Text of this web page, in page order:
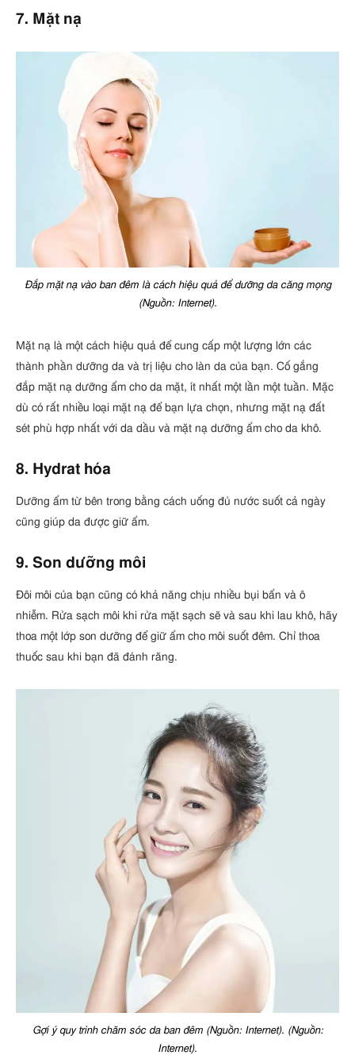
7. Mặt nạ
Đắp mặt nạ vào ban đêm là cách hiệu quả để dưỡng da căng mọng
(Nguồn: Internet).
Mặt nạ là một cách hiệu quả để cung cấp một lượng lớn các
thành phần dưỡng da và trị liệu cho làn da của bạn. Cố gắng
đắp mặt nạ dưỡng ẩm cho da mặt, ít nhất một lần một tuần. Mặc
dù có rất nhiều loại mặt nạ để bạn lựa chọn, nhưng mặt nạ đất
sét phù hợp nhất với da dầu và mặt nạ dưỡng ẩm cho da khô.
8. Hydrat hóa
Dưỡng ẩm từ bên trong bằng cách uống đủ nước suốt cả ngày
cũng giúp da được giữ ẩm.
9. Son dưỡng môi
Đôi môi của bạn cũng có khả năng chịu nhiều bụi bẩn và ô
nhiễm. Rửa sạch môi khi rửa mặt sạch sẽ và sau khi lau khô, hãy
thoa một lớp son dưỡng để giữ ẩm cho môi suốt đêm. Chỉ thoa
thuốc sau khi bạn đã đánh răng.
Gợi ý quy trình chăm sóc da ban đêm (Nguồn: Internet). (Nguồn:
Internet).